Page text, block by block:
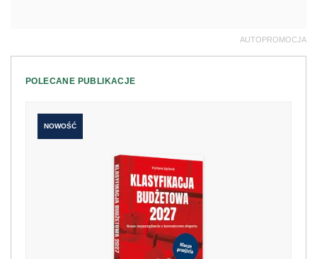
AUTOPROMOCJA
POLECANE PUBLIKACJE
NOWOŚĆ